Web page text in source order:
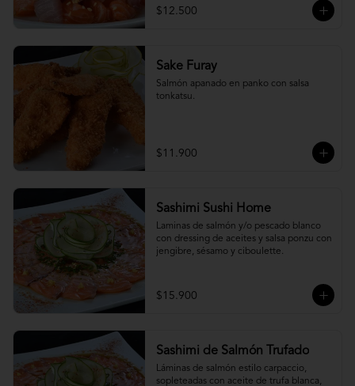
$12.500
Sake Furay
Salmón apanado en panko con salsa
tonkatsu.
$11.900
Sashimi Sushi Home
Laminas de salmón y/o pescado blanco
con dressing de aceites y salsa ponzu con
jengibre, sésamo y ciboulette.
$15.900
Sashimi de Salmón Trufado
Láminas de salmón estilo carpaccio,
sopleteadas con aceite de trufa blanca,